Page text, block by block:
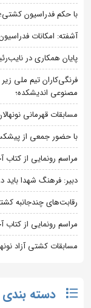
با حکم فدراسیون کشتی؛
آشفته: امکانات
پایان همکاری در
فرنگی‌کاران تیم ملی
مصنوعی اندیشکده؛
مسابقات قهرمانی
با حضور جمعی از
مراسم رونمایی از
دبیر: فرهنگ شهدا
رقابت‌های چندجانبه
مراسم رونمایی از کتاب
مسابقات کشتی آزاد
دسته